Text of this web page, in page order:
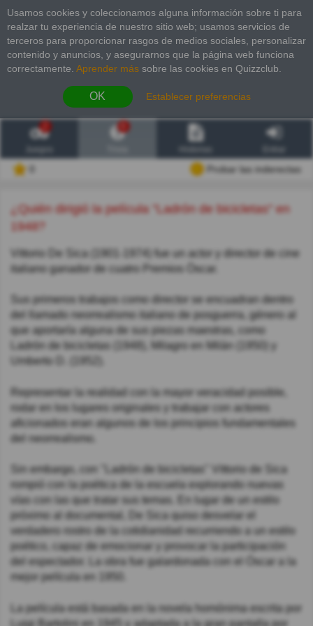
Usamos cookies y coleccionamos alguna información sobre ti para
realzar tu experiencia de nuestro sitio web; usamos servicios de
terceros para proporcionar rasgos de medios sociales, personalizar
contenido y anuncios, y asegurarnos que la página web funciona
correctamente. Aprender más sobre las cookies en Quizzclub.
OK Establecer preferencias
2
Probar las inderectas
¿Quién dirigió la película "Ladrón de bicicletas" en
1948?
Vittorio De Sica (1901-1974) fue un actor y director de cine
italiano ganador de cuatro Premios Óscar.
Sus primeros trabajos como director se encuadran dentro
del llamado neorrealismo italiano de posguerra, género al
que aportaría alguna de sus piezas maestras, como
Ladrón de bicicletas (1948), Milagro en Milán (1950) y
Umberto D. (1952).
Representar la realidad con la mayor veracidad posible,
rodar en los lugares originales y trabajar con actores
aficionados eran algunos de los principios fundamentales
del neorrealismo.
Sin embargo, con "Ladrón de bicicletas" Vittorio de Sica
rompió con la poética de la escuela explorando nuevas
vías con las que tratar sus temas. En lugar de un estilo
próximo al documental, De Sica quiso desvelar el
verdadero rostro de la cotidianidad recurriendo a un estilo
poético, capaz de emocionar y provocar la participación
del espectador. La obra fue galardonada con el Óscar a la
mejor película en 1950.
La película está basada en la novela homónima escrita por
Luigi Bartolini en 1945 y adaptada a la gran pantalla por